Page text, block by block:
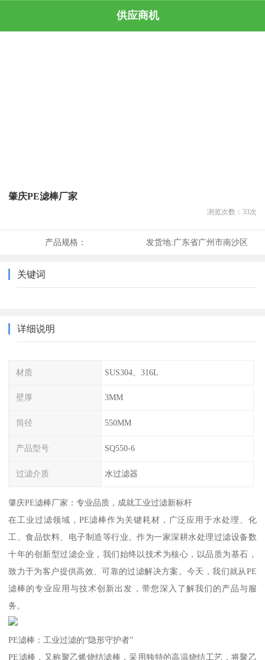
供应商机
肇庆PE滤棒厂家
浏览次数： 33次
产品规格： 发货地:广东省广州市南沙区
关键词
详细说明
材质 SUS304、316L
壁厚 3MM
筒径 550MM
产品型号 SQ550-6
过滤介质 水过滤器
肇庆PE滤棒厂家：专业品质，成就工业过滤新标杆
在工业过滤领域，PE滤棒作为关键耗材，广泛应用于水处理、化
工、食品饮料、电子制造等行业。作为一家深耕水处理过滤设备数
十年的创新型过滤企业，我们始终以技术为核心，以品质为基石，
致力于为客户提供高效、可靠的过滤解决方案。今天，我们就从PE
滤棒的专业应用与技术创新出发，带您深入了解我们的产品与服
务。
PE滤棒：工业过滤的“隐形守护者”
PE滤棒，又称聚乙烯烧结滤棒，采用独特的高温烧结工艺，将聚乙